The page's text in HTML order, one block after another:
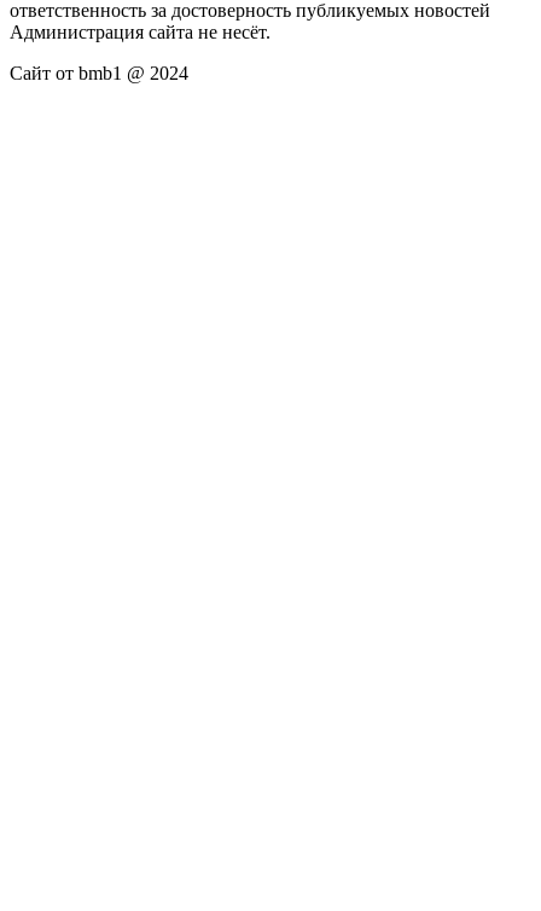
ответственность за достоверность публикуемых новостей
Администрация сайта не несёт.
Сайт от bmb1 @ 2024